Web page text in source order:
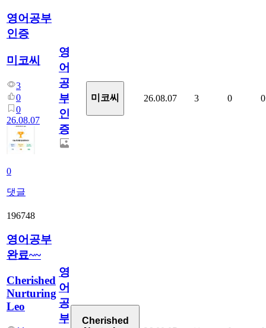
영어공부
인증
미코씨
3
0
0
26.08.07
0
댓글
영
어
공
부
인
증
미코씨 26.08.07 3 0 0
196748
영어공부
완료~~
Cherished
Nurturing
Leo
영
어
공
부
Cherished